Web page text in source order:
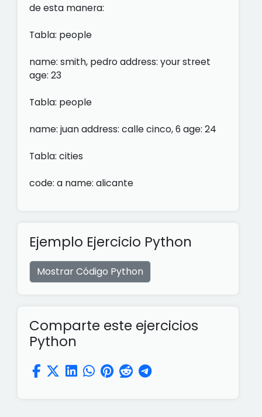
de esta manera:
Tabla: people
name: smith, pedro address: your street
age: 23
Tabla: people
name: juan address: calle cinco, 6 age: 24
Tabla: cities
code: a name: alicante
Ejemplo Ejercicio Python
Mostrar Código Python
Comparte este ejercicios
Python